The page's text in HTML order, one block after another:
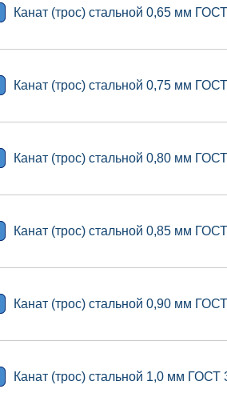
Канат (трос) стальной 0,65 мм
Канат (трос) стальной 0,75 мм
Канат (трос) стальной 0,80 мм
Канат (трос) стальной 0,85 мм
Канат (трос) стальной 0,90 мм
Канат (трос) стальной 1,0 мм